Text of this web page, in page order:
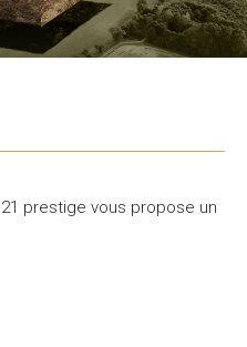
prestige vous propose un